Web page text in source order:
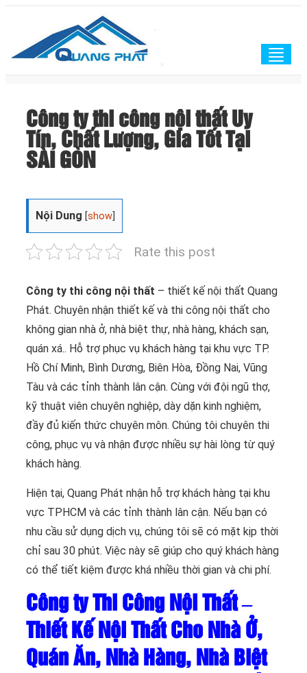
Công ty thi công nội thất Uy
Tín, Chất Lượng, Gia Tốt Tại
SÀI GÒN
Nội Dung [show
Rate this post
Công ty thi công nội thất – thiết kế nội thất Quang
Phát. Chuyên nhận thiết kế và thi công nội thất cho
không gian nhà ở, nhà biệt thự, nhà hàng, khách sạn,
quán xá.. Hỗ trợ phục vụ khách hàng tại khu vực TP.
Hồ Chí Minh, Bình Dương, Biên Hòa, Đồng Nai, Vũng
Tàu và các tỉnh thành lân cận. Cùng với đội ngũ thợ,
kỹ thuật viên chuyên nghiệp, dày dặn kinh nghiệm,
đầy đủ kiến thức chuyên môn. Chúng tôi chuyên thi
công, phục vụ và nhận được nhiều sự hài lòng từ quý
khách hàng.
Hiện tại, Quang Phát nhận hỗ trợ khách hàng tại khu
vực TPHCM và các tỉnh thành lân cận. Nếu bạn có
nhu cầu sử dụng dịch vụ, chúng tôi sẽ có mặt kịp thời
chỉ sau 30 phút. Việc này sẽ giúp cho quý khách hàng
có thể tiết kiệm được khá nhiều thời gian và chi phí.
Công ty Thi Công Nội Thất –
Thiết Kế Nội Thất Cho Nhà Ở,
Quán Ăn, Nhà Hàng, Nhà Biệt